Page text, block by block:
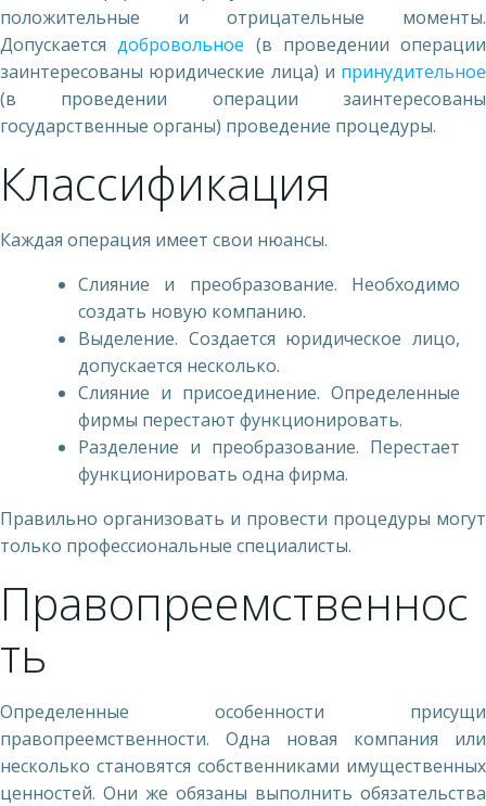
положительные и отрицательные моменты.
Допускаетсядобровольное (в проведении операции
заинтересованы юридические лица) и принудительное
(в проведении операции заинтересованы
государственные органы) проведение процедуры.
Классификация
Каждая операция имеет свои нюансы.
Слияние и преобразование. Необходимо
создать новую компанию.
Выделение. Создается юридическое лицо,
допускается несколько.
Слияние и присоединение. Определенные
фирмы перестают функционировать.
Разделение и преобразование. Перестает
функционировать одна фирма.
Правильно организовать и провести процедуры могут
только профессиональные специалисты.
Правопреемственнос
ть
Определенные особенности присущи
правопреемственности. Одна новая компания или
несколько становятся собственниками имущественных
ценностей. Они же обязаны выполнить обязательства